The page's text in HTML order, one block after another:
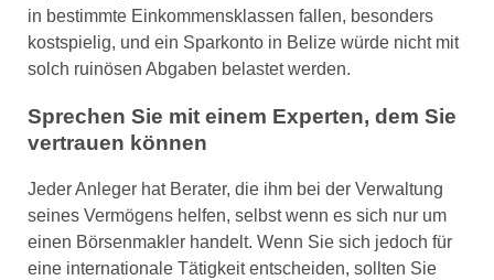
in bestimmte Einkommensklassen fallen, besonders
kostspielig, und ein Sparkonto in Belize würde nicht mit
solch ruinösen Abgaben belastet werden.
Sprechen Sie mit einem Experten, dem Sie
vertrauen können
Jeder Anleger hat Berater, die ihm bei der Verwaltung
seines Vermögens helfen, selbst wenn es sich nur um
einen Börsenmakler handelt. Wenn Sie sich jedoch für
eine internationale Tätigkeit entscheiden, sollten Sie